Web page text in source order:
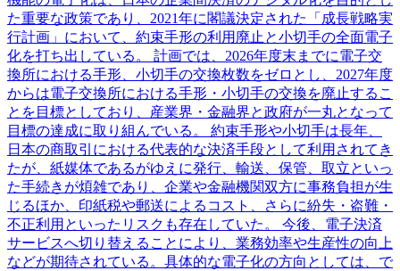
た重要な政策であり、2021年に閣議決定された「成長戦略実
行計画」において、約束手形の利用廃止と小切手の全面電子
化を打ち出している。 計画では、2026年度末までに電子交
換所における手形、小切手の交換枚数をゼロとし、2027年度
からは電子交換所における手形・小切手の交換を廃止するこ
とを目標としており、産業界・金融界と政府が一丸となって
目標の達成に取り組んでいる。 約束手形や小切手は長年、
日本の商取引における代表的な決済手段として利用されてき
たが、紙媒体であるがゆえに発行、輸送、保管、取立といっ
た手続きが煩雑であり、企業や金融機関双方に事務負担が生
じるほか、印紙税や郵送によるコスト、さらに紛失・盗難・
不正利用といったリスクも存在していた。 今後、電子決済
サービスへ切り替えることにより、業務効率や生産性の向上
などが期待されている。具体的な電子化の方向としては、で